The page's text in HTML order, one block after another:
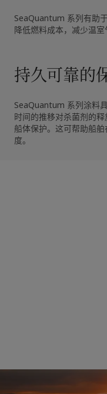
SeaQuantum 系列有助
降低燃料成本，减少温室
持久可靠的
SeaQuantum 系列涂料
时间的推移对杀菌剂的
船体保护。这可帮助船